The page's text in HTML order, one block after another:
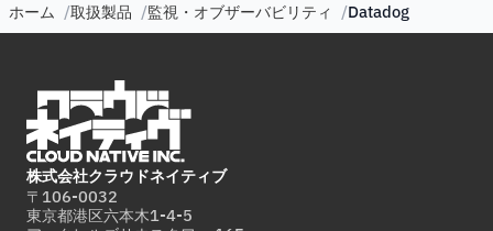
ホーム 取扱製品 監視・オブザーバビリティ Datadog
株式会社クラウドネイティブ
〒106-0032
東京都港区六本木1-4-5